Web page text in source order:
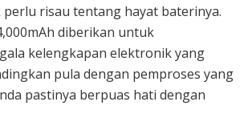
perlu risau tentang hayat baterinya.
diberikan untuk
kelengkapan elektronik yang
pula dengan pemproses yang
pastinya berpuas hati dengan